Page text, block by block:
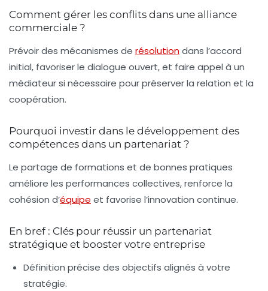
Comment gérer les conflits dans une alliance
commerciale ?
Prévoir des mécanismes de résolutiondans l’accord
initial, favoriser le dialogue ouvert, et faire appel à un
médiateur si nécessaire pour préserver la relation et la
coopération.
Pourquoi investir dans le développement des
compétences dans un partenariat ?
Le partage de formations et de bonnes pratiques
améliore les performances collectives, renforce la
cohésion d’équipe et favorise l’innovation continue.
En bref : Clés pour réussir un partenariat
stratégique et booster votre entreprise
Définition précise des objectifs alignés à votre
stratégie.